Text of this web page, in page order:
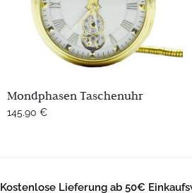
Mondphasen Taschenuhr
145.90 €
Kostenlose Lieferung ab 50€